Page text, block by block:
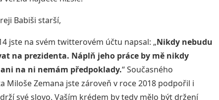
Babiši starší,
jste na svém twitterovém účtu napsal: „Nikdy nebudu
na prezidenta. Náplň jeho práce by mě nikdy
na ni nemám předpoklady.“ Současného
Miloše Zemana jste zároveň v roce 2018 podpořil i
své slovo. Vaším krédem by tedy mělo být držení